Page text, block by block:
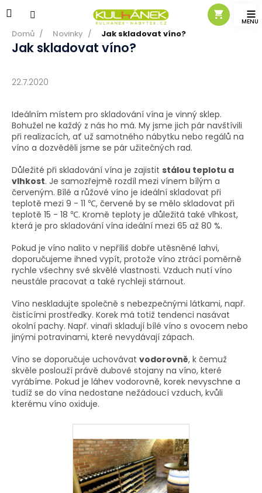
na
Domů / Novinky / Jak skladovat víno?
Jak skladovat víno?
22.7.2020
Ideálním místem pro skladování vína je vinný sklep.
Bohužel ne každý z nás ho má. My jsme jich pár navštívili
při realizacích, ať už samotného nábytku nebo regálů na
víno a dozvěděli jsme se pár užitečných rad.
Důležité při skladování vína je zajistit stálou teplotu a
vlhkost. Je samozřejmě rozdíl mezi vínem bílým a
červeným. Bílé a růžové víno je ideální skladovat při
teplotě mezi 9 - 11 ℃, červené by se mělo skladovat při
teplotě 15 - 18 ℃. Kromě teploty je důležitá také vlhkost,
která je pro skladování vína ideální mezi 65 až 80 %.
Pokud je víno nalito v nepříliš dobře utěsněné lahvi,
doporučujeme ihned vypít, protože víno ztrácí poměrně
rychle všechny své skvělé vlastnosti. Vzduch nutí víno
neustále pracovat a také rychleji stárnout.
Víno neskladujte společně s nebezpečnými látkami, např.
čistícími prostředky. Korek má totiž tendenci nasávat
okolní pachy. Např. vinaři skladují bílé víno s ovocem nebo
jinými potravinami, které nevydávají zápach.
Víno se doporučuje uchovávat vodorovně, k čemuž
skvěle poslouží právě dubové stojany na víno, které
vyrábíme. Pokud je láhev vodorovně, korek nevyschne a
tudíž se do vína nedostane nežádoucí vzduch, kvůli
kterému víno oxiduje.